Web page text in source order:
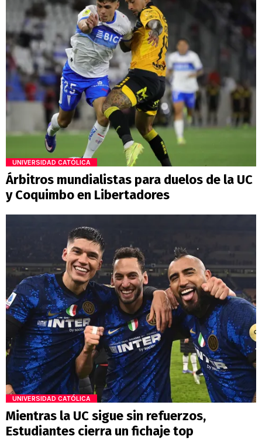
UNIVERSIDAD CATÓLICA
Árbitros mundialistas para duelos de la UC
y Coquimbo en Libertadores
UNIVERSIDAD CATÓLICA
Mientras la UC sigue sin refuerzos,
Estudiantes cierra un fichaje top